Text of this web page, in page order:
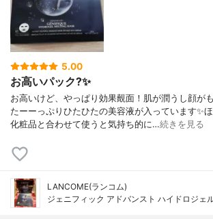
5.00
お高いパック?✨
お高いけど、やっぱり効果覿面！肌が潤うし顔が
たーーっぷりひたひたの美容液が入っています✨
化粧品と合わせて使うと気持ち的に…続きを見る
LANCOME(ランコム)
ジェニフィック アドバンスト ハイドロジェ